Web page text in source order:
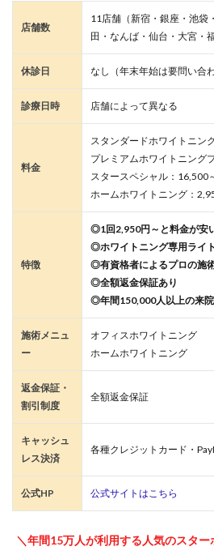
店舗数
11店舗（新宿・銀座・池袋
田・なんば・仙台・大宮・福
休診日 なし（年末年始は要問い合わ
診療日時 店舗によって異なる
料金
スタンダードホワイトニン
プレミアムホワイトニング
スタースペシャル：16,500
ホームホワイトニング：
特徴
◎1回2,950円～と料金が安
◎ホワイトニング専用ライ
◎有資格者によるプロの施
◎全額返金保証あり
◎年間150,000人以上の来
施術メニュ
ー
オフィスホワイトニング
ホームホワイトニング
返金保証・
割引制度
全額返金保証
キャッシュ
レス決済
各種クレジットカード・
公式HP 公式サイトはこちら
＼年間15万人が利用する人気のスタ